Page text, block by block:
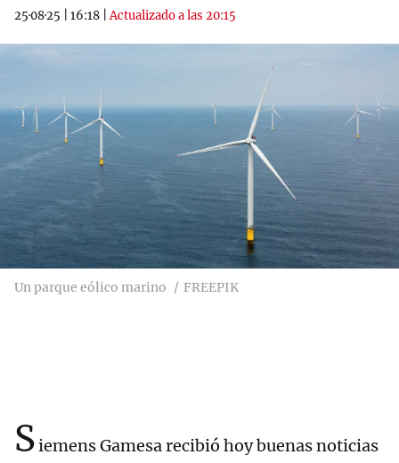
25·08·25 16:18 |Actualizado a las 20:15
Un parque eólico marino FREEPIK
Siemens Gamesa recibió hoy buenas noticias